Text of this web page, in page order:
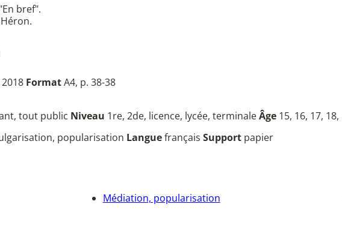
bref".
FormatA4, p. 38-38
tout public Niveau 1re, 2de, licence, lycée, terminaleÂge 15, 16, 17, 18,
popularisation Languefrançais Support papier
Médiation, popularisation